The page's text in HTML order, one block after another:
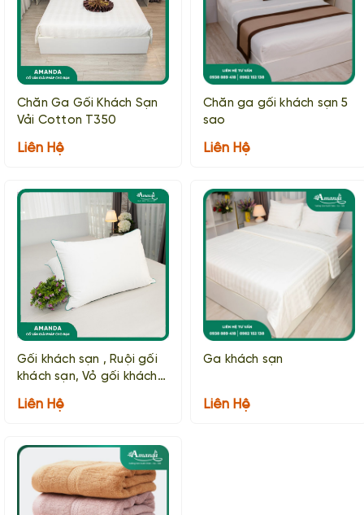
Chăn Ga Gối Khách Sạn
Vải Cotton T350
Liên Hệ
Chăn ga gối khách sạn 5
sao
Liên Hệ
Gối khách sạn , Ruội gối
khách sạn, Vỏ gối khách
Liên Hệ
Ga khách sạn
Liên Hệ